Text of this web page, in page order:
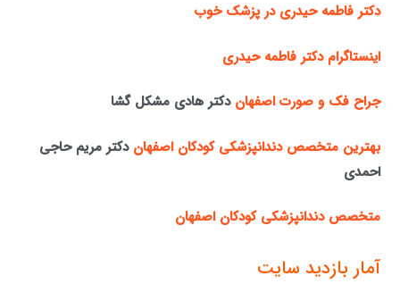
دکتر فاطمه حیدری در پزشک خوب
اینستاگرام دکتر فاطمه حیدری
جراح فک و صورت اصفهان دکتر هادی مشکل گشا
بهترین متخصص دندانپزشکی کودکان اصفهان دکتر مریم حاجی
احمدی
متخصص دندانپزشکی کودکان اصفهان
آمار بازدید سایت